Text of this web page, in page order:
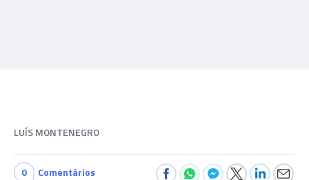
LUÍS MONTENEGRO
0 Comentários